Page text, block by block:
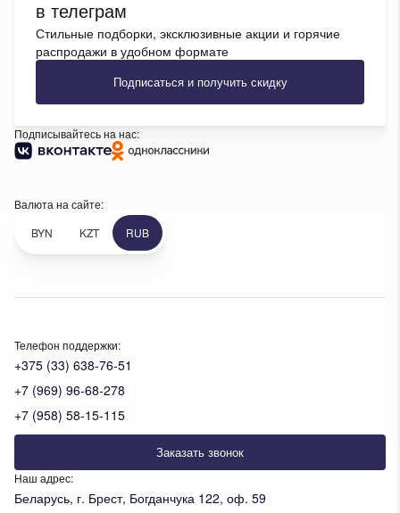
Телефон поддержки:
+375 (33) 638-76-51
+7 (969) 96-68-278
+7 (958) 58-15-115
Заказать звонок
Наш адрес:
Беларусь, г. Брест, Богданчука 122, оф. 59
в телеграм
Стильные подборки, эксклюзивные акции и горячие
распродажи в удобном формате
Подписаться и получить скидку
Подписывайтесь на нас:
Валюта на сайте:
BYN
KZT RUB